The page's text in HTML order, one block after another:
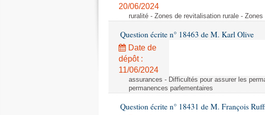
20/06/2024
ruralité - Zones de revitalisation rurale -
Question écrite n° 18463 de M. Karl Olive
Date de
dépôt :
11/06/2024
assurances - Difficultés pour assurer les
permanences parlementaires
Question écrite n° 18431 de M. François